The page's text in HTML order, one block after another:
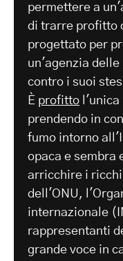
permettere a
di trarre profitto
progettato per
un'agenzia
contro i suoi
È profitto l'unica
prendendo in
fumo intorno
opaca e sembra
arricchire i
dell'ONU,
internazionale
rappresentanti
grande voce in